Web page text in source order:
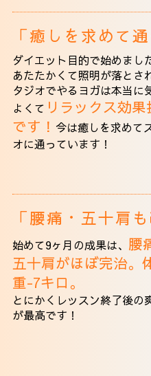
「癒しを求めて
ダイエット目的で始めまし
あたたかくて照明が落とさ
タジオでやるヨガは本当に
よくて リラックス効果
です！ 今は癒しを求めて
オに通っています！
「腰痛・五十肩も
始めて9ヶ月の成果は、 腰
五十肩がほぼ完治。
重-7キロ。
とにかくレッスン終了後の
が最高です！